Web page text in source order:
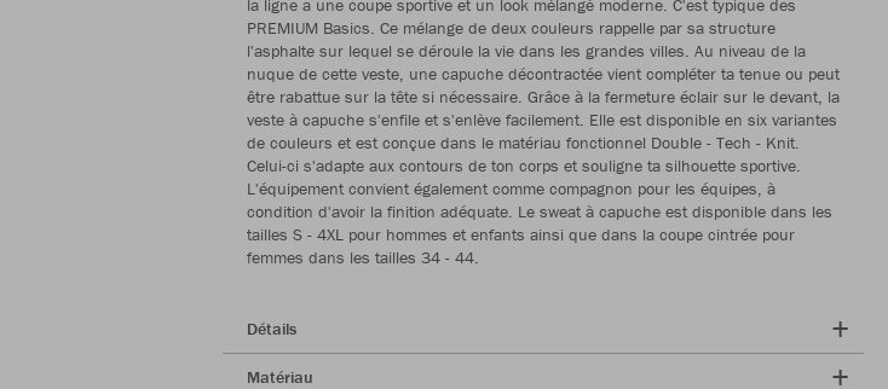
PREMIUM Basics. Ce mélange de deux couleurs rappelle par sa structure
l'asphalte sur lequel se déroule la vie dans les grandes villes. Au niveau de la
nuque de cette veste, une capuche décontractée vient compléter ta tenue ou peut
être rabattue sur la tête si nécessaire. Grâce à la fermeture éclair sur le devant, la
veste à capuche s'enfile et s'enlève facilement. Elle est disponible en six variantes
de couleurs et est conçue dans le matériau fonctionnel Double - Tech - Knit.
Celui-ci s'adapte aux contours de ton corps et souligne ta silhouette sportive.
L'équipement convient également comme compagnon pour les équipes, à
condition d'avoir la finition adéquate. Le sweat à capuche est disponible dans les
tailles S - 4XL pour hommes et enfants ainsi que dans la coupe cintrée pour
femmes dans les tailles 34 - 44.
Détails
Matériau